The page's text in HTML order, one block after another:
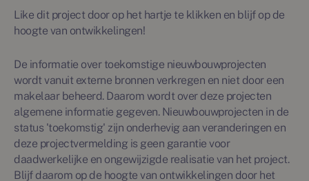
Like dit project door op het hartje te klikken en blijf op de
hoogte van ontwikkelingen!
De informatie over toekomstige nieuwbouwprojecten
wordt vanuit externe bronnen verkregen en niet door een
makelaar beheerd. Daarom wordt over deze projecten
algemene informatie gegeven. Nieuwbouwprojecten in de
status 'toekomstig' zijn onderhevig aan veranderingen en
deze projectvermelding is geen garantie voor
daadwerkelijke en ongewijzigde realisatie van het project.
Blijf daarom op de hoogte van ontwikkelingen door het